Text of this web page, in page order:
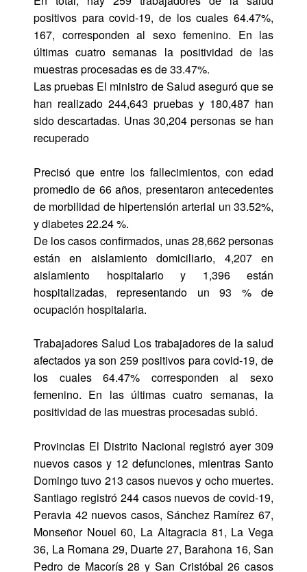
positivos para covid-19, de los cuales 64.47%,
167, corresponden al sexo femenino. En las
últimas cuatro semanas la positividad de las
muestras procesadas es de 33.47%.
Las pruebas El ministro de Salud aseguró que se
han realizado 244,643 pruebas y 180,487 han
sido descartadas. Unas 30,204 personas se han
recuperado
Precisó que entre los fallecimientos, con edad
promedio de 66 años, presentaron antecedentes
de morbilidad de hipertensión arterial un 33.52%,
y diabetes 22.24 %.
De los casos confirmados, unas 28,662 personas
están en aislamiento domiciliario, 4,207 en
aislamiento hospitalario y 1,396 están
hospitalizadas, representando un 93 % de
ocupación hospitalaria.
Trabajadores Salud Los trabajadores de la salud
afectados ya son 259 positivos para covid-19, de
los cuales 64.47% corresponden al sexo
femenino. En las últimas cuatro semanas, la
positividad de las muestras procesadas subió.
Provincias El Distrito Nacional registró ayer 309
nuevos casos y 12 defunciones, mientras Santo
Domingo tuvo 213 casos nuevos y ocho muertes.
Santiago registró 244 casos nuevos de covid-19,
Peravia 42 nuevos casos, Sánchez Ramírez 67,
Monseñor Nouel 60, La Altagracia 81, La Vega
36, La Romana 29, Duarte 27, Barahona 16, San
Pedro de Macorís 28 y San Cristóbal 26 casos